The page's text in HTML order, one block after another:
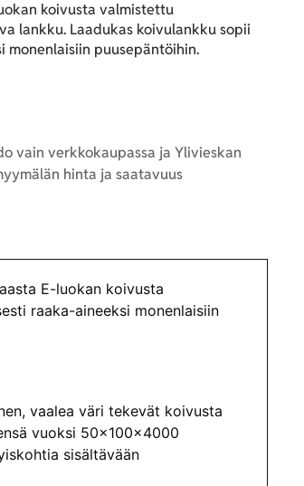
koivusta valmistettu
lankku. Laadukas koivulankku sopii
monenlaisiin puusepäntöihin.
vain verkkokaupassa ja Ylivieskan
hinta ja saatavuus
E-luokan koivusta
raaka-aineeksi monenlaisiin
vaalea väri tekevät koivusta
vuoksi 50x100x4000
sisältävään